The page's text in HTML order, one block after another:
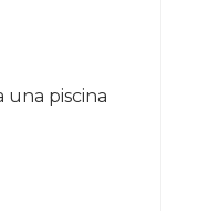
una piscina